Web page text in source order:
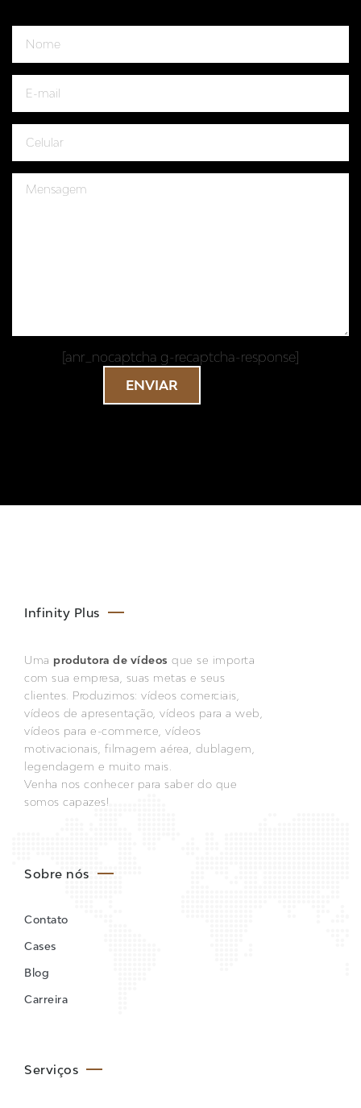
[anr_nocaptcha g-recaptcha-response]
Infinity Plus
Uma produtora de vídeos que se importa
com sua empresa, suas metas e seus
clientes. Produzimos: vídeos comerciais,
vídeos de apresentação, vídeos para a web,
vídeos para e-commerce, vídeos
motivacionais, filmagem aérea, dublagem,
legendagem e muito mais.
Venha nos conhecer para saber do que
somos capazes!
Sobre nós
Contato
Cases
Blog
Carreira
Serviços